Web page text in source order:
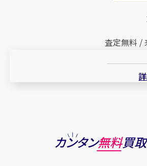
査定無料 /
カンタン無料買